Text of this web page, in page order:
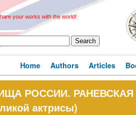
your works with the world!
Home Authors Articles
РОССИИ. РАНЕВСКАЯ
актрисы)